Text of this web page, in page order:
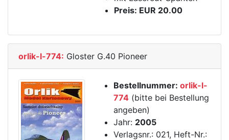
Preis: EUR 20.00
orlik-l-774: Gloster G.40 Pioneer
Bestellnummer: orlik-l-
774 (bitte bei Bestellung
angeben)
Jahr: 2005
Verlagsnr.: 021, Heft-Nr.: